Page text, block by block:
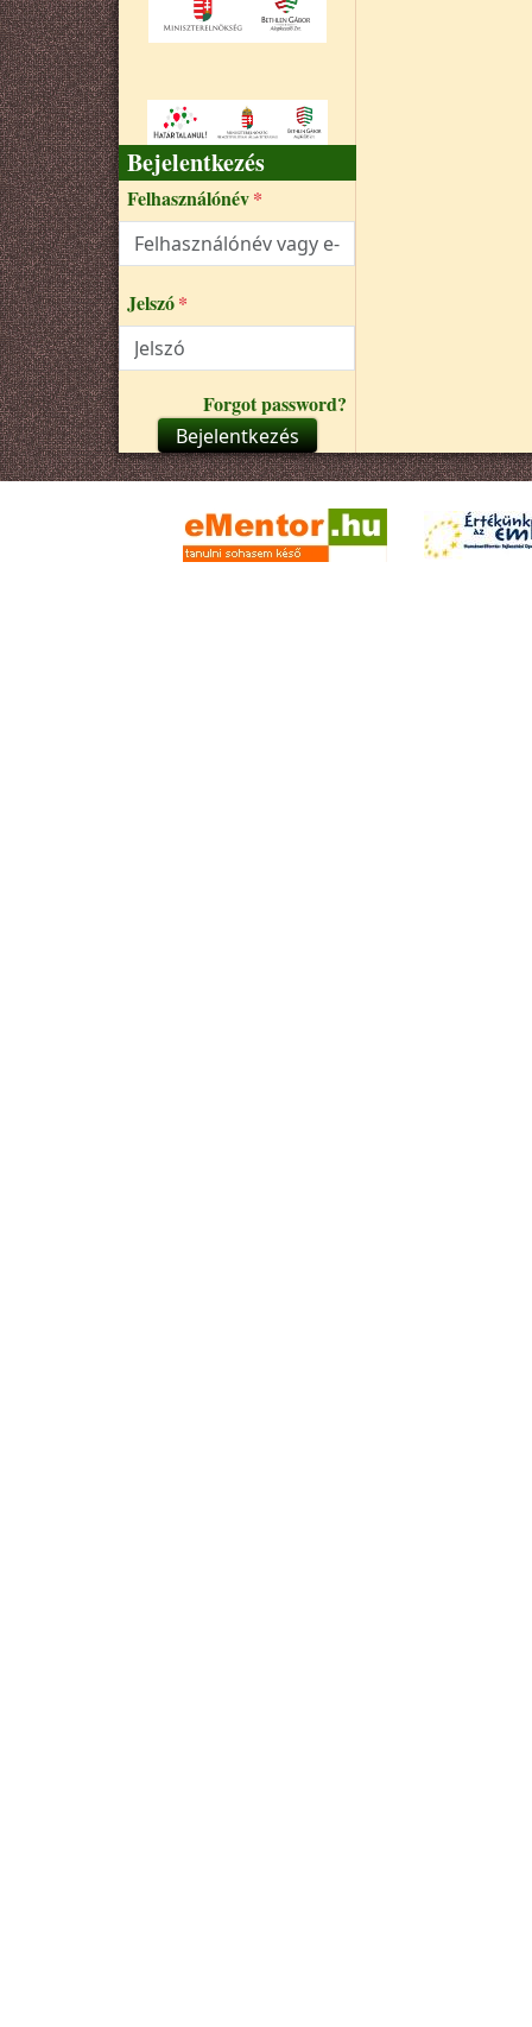
Bejelentkezés
Felhasználónév
Jelszó
Forgot password?
Bejelentkezés